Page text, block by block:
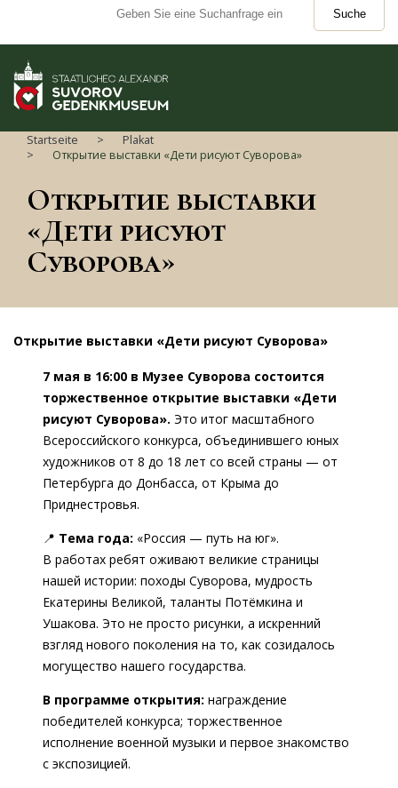
Suche
Startseite
Plakat
Открытие выставки «Дети рисуют Суворова»
Открытие выставки
«Дети рисуют
Суворова»
Открытие выставки «Дети рисуют Суворова»
7 мая в 16:00 в Музее Суворова состоится
торжественное открытие выставки «Дети
рисуют Суворова». Это итог масштабного
Всероссийского конкурса, объединившего юных
художников от 8 до 18 лет со всей страны — от
Петербурга до Донбасса, от Крыма до
Приднестровья.
📍 Тема года: «Россия — путь на юг».
В работах ребят оживают великие страницы
нашей истории: походы Суворова, мудрость
Екатерины Великой, таланты Потёмкина и
Ушакова. Это не просто рисунки, а искренний
взгляд нового поколения на то, как созидалось
могущество нашего государства.
В программе открытия:награждение
победителей конкурса; торжественное
исполнение военной музыки и первое знакомство
с экспозицией.